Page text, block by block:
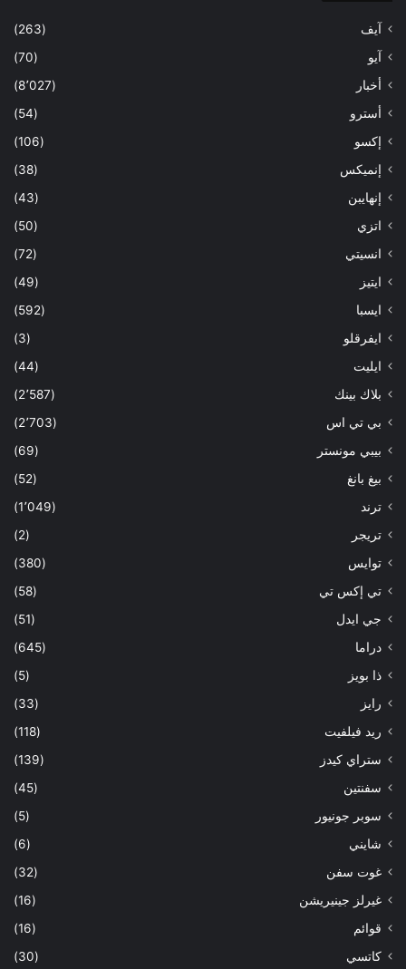
آيف
(263)
آيو
(70)
أخبار
(8٬027)
أسترو
(54)
إكسو
(106)
إنميكس
(38)
إنهايبن
(43)
اتزي
(50)
انسيتي
(72)
ايتيز
(49)
ايسبا
(592)
ايفرقلو
(3)
ايليت
(44)
بلاك بينك
(2٬587)
بي تي اس
(2٬703)
بيبي مونستر
(69)
بيغ بانغ
(52)
ترند
(1٬049)
تريجر
(2)
توايس
(380)
تي إكس تي
(58)
جي ايدل
(51)
دراما
(645)
ذا بويز
(5)
رايز
(33)
ريد فيلفيت
(118)
ستراي كيدز
(139)
سفنتين
(45)
سوبر جونيور
(5)
شايني
(6)
غوت سفن
(32)
غيرلز جينيريشن
(16)
قوائم
(16)
كاتسي
(30)